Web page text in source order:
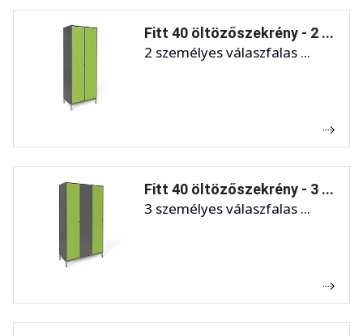
Fitt 40 öltözőszekrény - 2 ...
2 személyes válaszfalas ...
Fitt 40 öltözőszekrény - 3 ...
3 személyes válaszfalas ...